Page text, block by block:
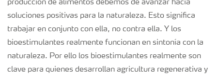
producción de alimentos debemos de avanzar hacia
soluciones positivas para la naturaleza. Esto significa
trabajar en conjunto con ella, no contra ella. Y los
bioestimulantes realmente funcionan en sintonía con la
naturaleza. Por ello los bioestimulantes realmente son
clave para quienes desarrollan agricultura regenerativa y